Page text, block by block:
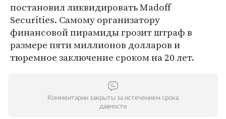
постановил ликвидировать Madoff
Securities. Самому организатору
финансовой пирамиды грозит штраф в
размере пяти миллионов долларов и
тюремное заключение сроком на 20 лет.
Комментарии закрыты за истечением срока
давности